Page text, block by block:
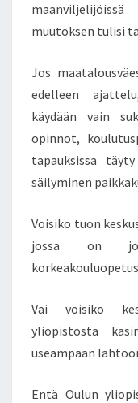
muutoksen tulisi
Jos
edelleen
käydään vain
opinnot,
tapauksissa
säilyminen
Voisiko tuon
jossa on jo
Vai voisiko
yliopistosta
useampaan
Entä Oulun